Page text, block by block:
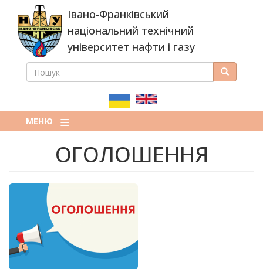
основного
вмісту
Івано-Франківський
національний технічний
університет нафти і газу
ПОШУКОВА
ПОШУК Пошук
МЕНЮ
ОГОЛОШЕННЯ